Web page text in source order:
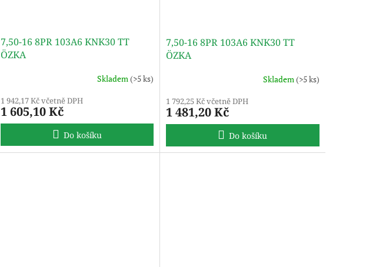
7,50-16 8PR 103A6 KNK30 TT
ÖZKA
Skladem(>5 ks)
1 942,17 Kč včetně DPH
1 605,10 Kč
Do košíku
7,50-16 8PR 103A6 KNK30 TT
ÖZKA
Skladem(>5 ks)
1 792,25 Kč včetně DPH
1 481,20 Kč
Do košíku